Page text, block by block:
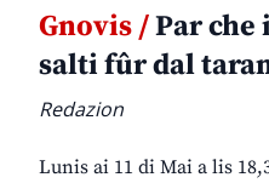
Gnovis /Par
salti fûr dal
Redazion
Lunis ai 11 di Mai a lis